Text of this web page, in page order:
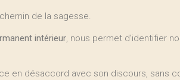
de la sagesse.
intérieur, nous permet d’identifier
en désaccord avec son discours, sans